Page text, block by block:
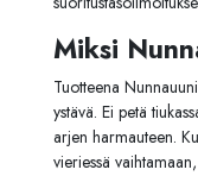
Miksi
Tuotteena
ystävä. Ei petä
arjen harmauteen.
vieriessä